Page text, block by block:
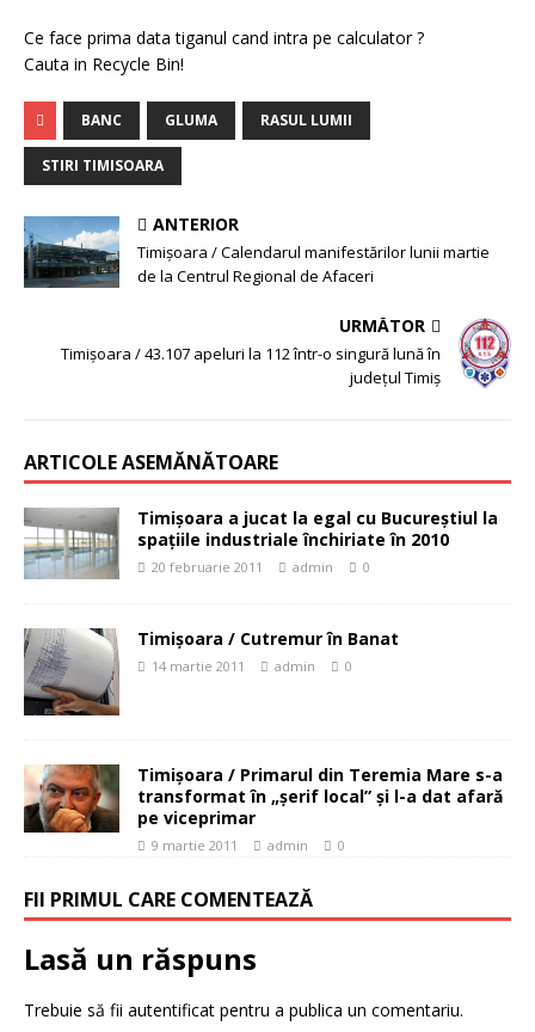
Ce face prima data tiganul cand intra pe calculator ?
Cauta in Recycle Bin!
BANC GLUMA RASUL LUMII
STIRI TIMISOARA
ANTERIOR
Timişoara / Calendarul manifestărilor lunii martie
de la Centrul Regional de Afaceri
URMĂTOR
Timişoara / 43.107 apeluri la 112 într-o singură lună în
judeţul Timiş
ARTICOLE ASEMĂNĂTOARE
Timişoara a jucat la egal cu Bucureştiul la
spaţiile industriale închiriate în 2010
20 februarie 2011 admin 0
Timişoara / Cutremur în Banat
14 martie 2011 admin 0
Timişoara / Primarul din Teremia Mare s-a
transformat în „şerif local” şi l-a dat afară
pe viceprimar
9 martie 2011 admin 0
FII PRIMUL CARE COMENTEAZĂ
Lasă un răspuns
Trebuie să fii autentificat pentru a publica un comentariu.